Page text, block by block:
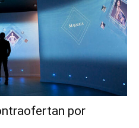
por